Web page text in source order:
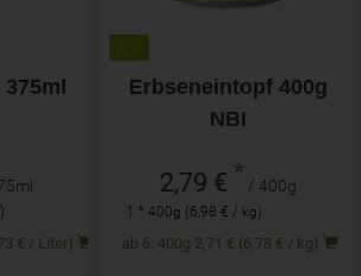
2,90 € (7,73 € / Liter)
Erbseneintopf 400g
NBI
2,79 € * / 400g
1 * 400g (6,98 € / kg)
ab 6: 400g 2,71 € (6,78 € / kg)